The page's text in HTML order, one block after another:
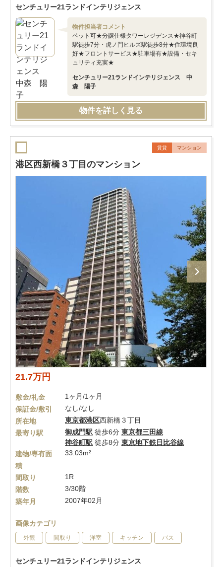
センチュリー21ランドインテリジェンス
物件担当者コメント
ペット可★分譲仕様タワーレジデンス★神谷町
駅徒歩7分・虎ノ門ヒルズ駅徒歩8分★住環境良
好★フロントサービス★駐車場有★設備・セキ
ュリティ充実★
センチュリー21ランドインテリジェンス 中
森 陽子
物件を詳しく見る
賃貸 マンション
港区西新橋３丁目のマンション
21.7万円
敷金/礼金
1ヶ月/1ヶ月
保証金/敷引
なし/なし
所在地
東京都港区西新橋３丁目
最寄り駅
御成門駅 徒歩6分 東京都三田線
神谷町駅 徒歩8分 東京地下鉄日比谷線
建物/専有面
積
33.03m²
間取り
1R
階数
3/30階
築年月
2007年02月
画像カテゴリ
外観 間取り 洋室 キッチン バス
センチュリー21ランドインテリジェンス